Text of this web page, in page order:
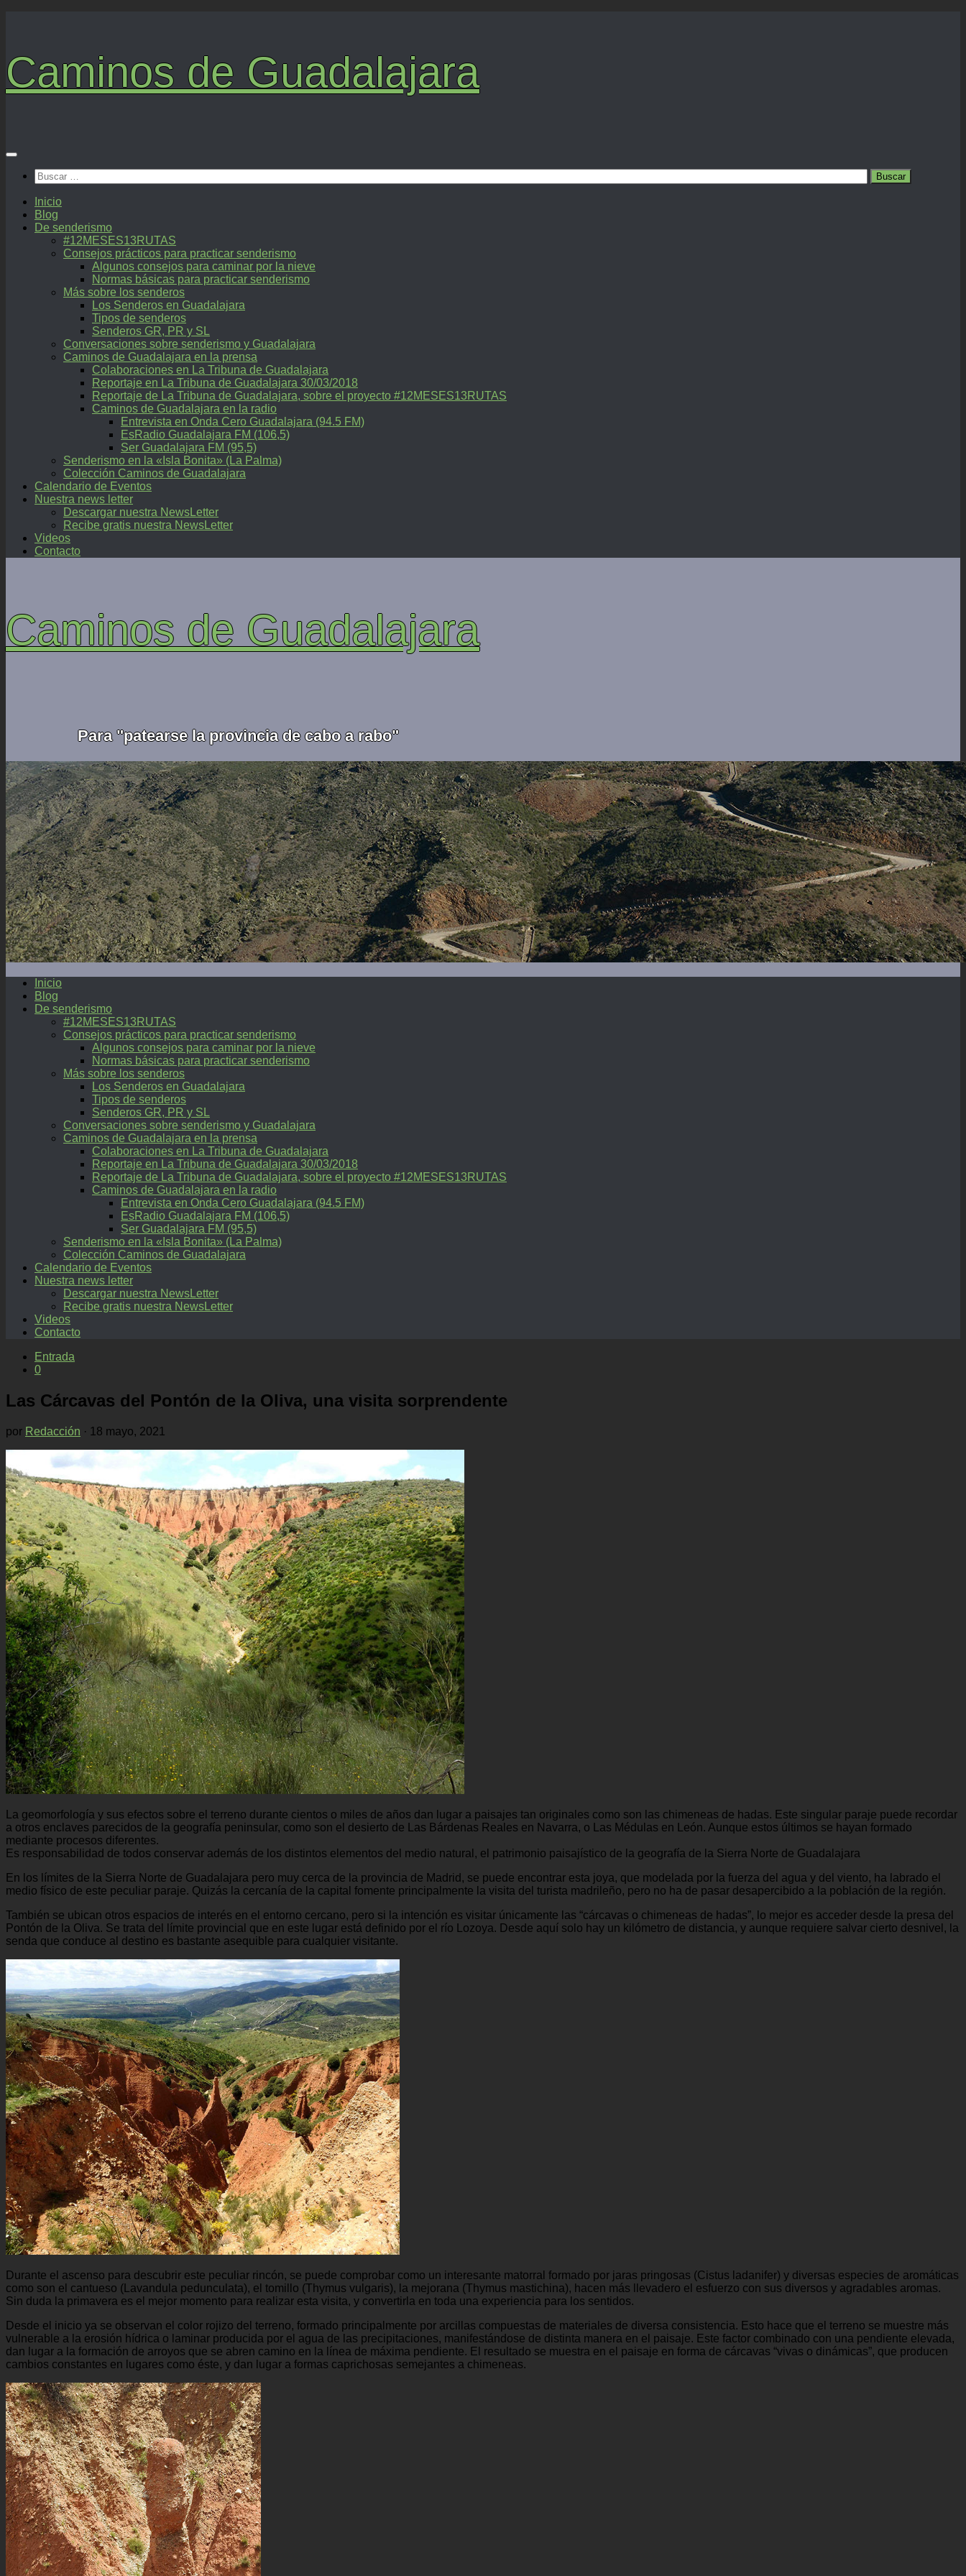
Caminos de Guadalajara
Buscar:
Inicio
Blog
De senderismo
#12MESES13RUTAS
Consejos prácticos para practicar senderismo
Algunos consejos para caminar por la nieve
Normas básicas para practicar senderismo
Más sobre los senderos
Los Senderos en Guadalajara
Tipos de senderos
Senderos GR, PR y SL
Conversaciones sobre senderismo y Guadalajara
Caminos de Guadalajara en la prensa
Colaboraciones en La Tribuna de Guadalajara
Reportaje en La Tribuna de Guadalajara 30/03/2018
Reportaje de La Tribuna de Guadalajara, sobre el proyecto #12MESES13RUTAS
Caminos de Guadalajara en la radio
Entrevista en Onda Cero Guadalajara (94.5 FM)
EsRadio Guadalajara FM (106,5)
Ser Guadalajara FM (95,5)
Senderismo en la «Isla Bonita» (La Palma)
Colección Caminos de Guadalajara
Calendario de Eventos
Nuestra news letter
Descargar nuestra NewsLetter
Recibe gratis nuestra NewsLetter
Videos
Contacto
Caminos de Guadalajara
Para "patearse la provincia de cabo a rabo"
Inicio
Blog
De senderismo
#12MESES13RUTAS
Consejos prácticos para practicar senderismo
Algunos consejos para caminar por la nieve
Normas básicas para practicar senderismo
Más sobre los senderos
Los Senderos en Guadalajara
Tipos de senderos
Senderos GR, PR y SL
Conversaciones sobre senderismo y Guadalajara
Caminos de Guadalajara en la prensa
Colaboraciones en La Tribuna de Guadalajara
Reportaje en La Tribuna de Guadalajara 30/03/2018
Reportaje de La Tribuna de Guadalajara, sobre el proyecto #12MESES13RUTAS
Caminos de Guadalajara en la radio
Entrevista en Onda Cero Guadalajara (94.5 FM)
EsRadio Guadalajara FM (106,5)
Ser Guadalajara FM (95,5)
Senderismo en la «Isla Bonita» (La Palma)
Colección Caminos de Guadalajara
Calendario de Eventos
Nuestra news letter
Descargar nuestra NewsLetter
Recibe gratis nuestra NewsLetter
Videos
Contacto
Entrada
0
Las Cárcavas del Pontón de la Oliva, una visita sorprendente
por Redacción · 18 mayo, 2021
La geomorfología y sus efectos sobre el terreno durante cientos o miles de años dan lugar a paisajes tan originales como son las chimeneas de hadas. Este singular paraje puede recordar
a otros enclaves parecidos de la geografía peninsular, como son el desierto de Las Bárdenas Reales en Navarra, o Las Médulas en León. Aunque estos últimos se hayan formado
mediante procesos diferentes.
Es responsabilidad de todos conservar además de los distintos elementos del medio natural, el patrimonio paisajístico de la geografía de la Sierra Norte de Guadalajara
En los límites de la Sierra Norte de Guadalajara pero muy cerca de la provincia de Madrid, se puede encontrar esta joya, que modelada por la fuerza del agua y del viento, ha labrado el
medio físico de este peculiar paraje. Quizás la cercanía de la capital fomente principalmente la visita del turista madrileño, pero no ha de pasar desapercibido a la población de la región.
También se ubican otros espacios de interés en el entorno cercano, pero si la intención es visitar únicamente las “cárcavas o chimeneas de hadas”, lo mejor es acceder desde la presa del
Pontón de la Oliva. Se trata del límite provincial que en este lugar está definido por el río Lozoya. Desde aquí solo hay un kilómetro de distancia, y aunque requiere salvar cierto desnivel, la
senda que conduce al destino es bastante asequible para cualquier visitante.
Durante el ascenso para descubrir este peculiar rincón, se puede comprobar como un interesante matorral formado por jaras pringosas (Cistus ladanifer) y diversas especies de aromáticas
como son el cantueso (Lavandula pedunculata), el tomillo (Thymus vulgaris), la mejorana (Thymus mastichina), hacen más llevadero el esfuerzo con sus diversos y agradables aromas.
Sin duda la primavera es el mejor momento para realizar esta visita, y convertirla en toda una experiencia para los sentidos.
Desde el inicio ya se observan el color rojizo del terreno, formado principalmente por arcillas compuestas de materiales de diversa consistencia. Esto hace que el terreno se muestre más
vulnerable a la erosión hídrica o laminar producida por el agua de las precipitaciones, manifestándose de distinta manera en el paisaje. Este factor combinado con una pendiente elevada,
dan lugar a la formación de arroyos que se abren camino en la línea de máxima pendiente. El resultado se muestra en el paisaje en forma de cárcavas “vivas o dinámicas”, que producen
cambios constantes en lugares como éste, y dan lugar a formas caprichosas semejantes a chimeneas.